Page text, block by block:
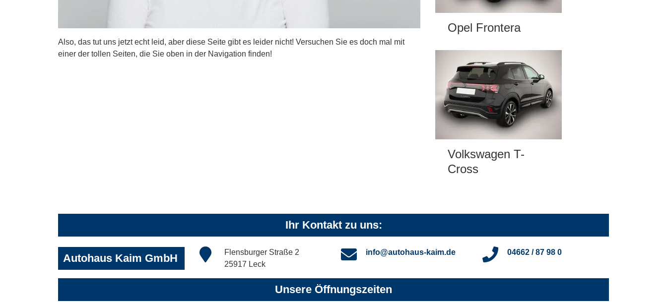
Also, das tut uns jetzt echt leid, aber diese Seite gibt es leider nicht! Versuchen Sie es doch mal mit
einer der tollen Seiten, die Sie oben in der Navigation finden!
Opel Frontera
Volkswagen T-
Cross
Ihr Kontakt zu uns:
Autohaus Kaim GmbH
Flensburger Straße 2
25917 Leck
info@autohaus-kaim.de 04662 / 87 98 0
Unsere Öffnungszeiten